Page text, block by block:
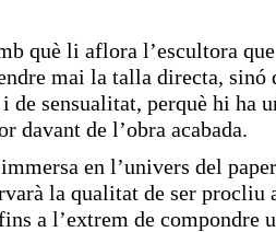
què li aflora l’escultora
mai la talla directa,
de sensualitat, perquè hi
davant de l’obra acabada.
en l’univers del
la qualitat de ser
a l’extrem de compondre